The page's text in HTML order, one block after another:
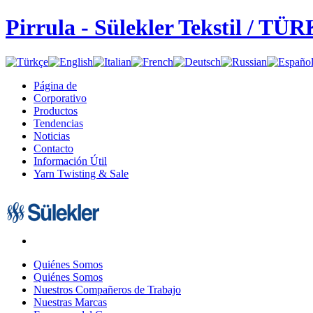
Pirrula - Sülekler Tekstil /
Página de
Corporativo
Productos
Tendencias
Noticias
Contacto
Información Útil
Yarn Twisting & Sale
Quiénes Somos
Quiénes Somos
Nuestros Compañeros de Trabajo
Nuestras Marcas